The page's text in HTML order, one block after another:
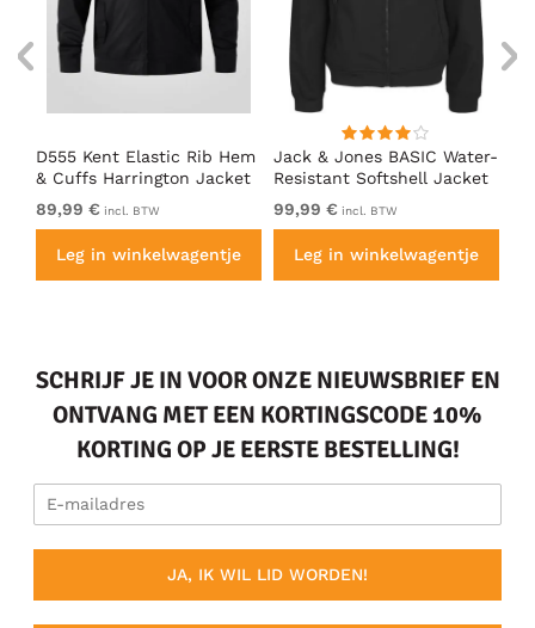
D555 Kent Elastic Rib Hem
& Cuffs Harrington Jacket
Black
89,99 € incl. BTW
Leg in winkelwagentje
Jack & Jones BASIC Water-
Resistant Softshell Jacket
Black
99,99 € incl. BTW
Leg in winkelwagentje
SCHRIJF JE IN VOOR ONZE NIEUWSBRIEF EN
ONTVANG MET EEN KORTINGSCODE 10%
KORTING OP JE EERSTE BESTELLING!
JA, IK WIL LID WORDEN!